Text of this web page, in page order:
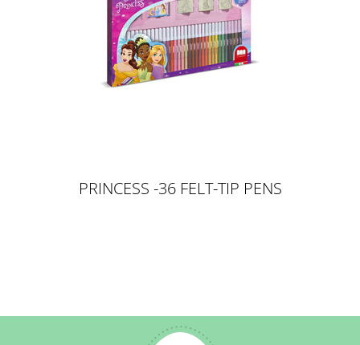
PRINCESS -36 FELT-TIP PENS